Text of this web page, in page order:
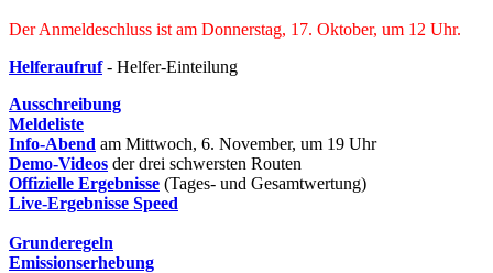
Der Anmeldeschluss ist am Donnerstag, 17. Oktober, um 12 Uhr.
Helferaufruf- Helfer-Einteilung
Ausschreibung
Meldeliste
Info-Abend am Mittwoch, 6. November, um 19 Uhr
Demo-Videos der drei schwersten Routen
Offizielle Ergebnisse (Tages- und Gesamtwertung)
Live-Ergebnisse Speed
Grunderegeln
Emissionserhebung